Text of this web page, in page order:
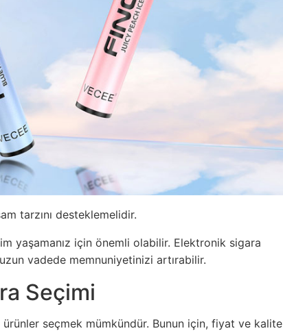
tarzını desteklemelidir.
yaşamanız için önemli olabilir. Elektronik sigara
vadede memnuniyetinizi artırabilir.
Seçimi
seçmek mümkündür. Bunun için, fiyat ve kalite